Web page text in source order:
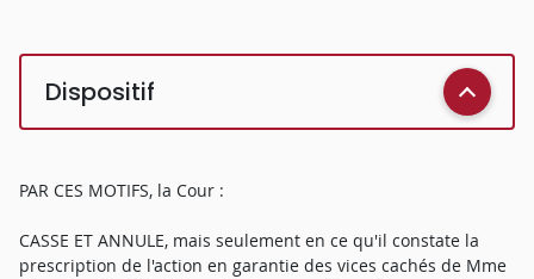
Dispositif
PAR CES MOTIFS, la Cour :
CASSE ET ANNULE, mais seulement en ce qu'il constate la
prescription de l'action en garantie des vices cachés de Mme